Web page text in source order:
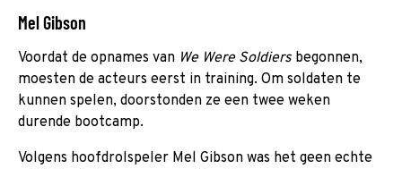
Mel Gibson
Voordat de opnames van We Were Soldiers begonnen,
moesten de acteurs eerst in training. Om soldaten te
kunnen spelen, doorstonden ze een twee weken
durende bootcamp.
Volgens hoofdrolspeler Mel Gibson was het geen echte